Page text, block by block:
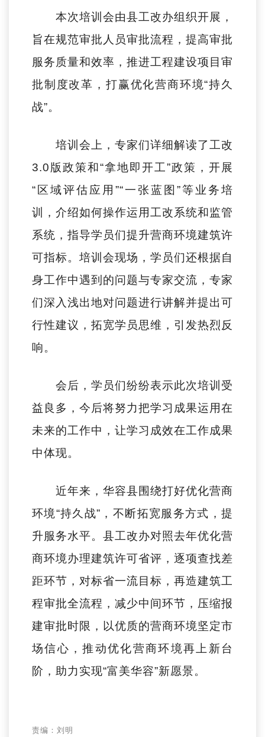
本次培训会由县工改办组织开展，
旨在规范审批人员审批流程，提高审批
服务质量和效率，推进工程建设项目审
批制度改革，打赢优化营商环境“持久
战”。
培训会上，专家们详细解读了工改
3.0版政策和“拿地即开工”政策，开展
“区域评估应用”“一张蓝图”等业务培
训，介绍如何操作运用工改系统和监管
系统，指导学员们提升营商环境建筑许
可指标。培训会现场，学员们还根据自
身工作中遇到的问题与专家交流，专家
们深入浅出地对问题进行讲解并提出可
行性建议，拓宽学员思维，引发热烈反
响。
会后，学员们纷纷表示此次培训受
益良多，今后将努力把学习成果运用在
未来的工作中，让学习成效在工作成果
中体现。
近年来，华容县围绕打好优化营商
环境“持久战”，不断拓宽服务方式，提
升服务水平。县工改办对照去年优化营
商环境办理建筑许可省评，逐项查找差
距环节，对标省一流目标，再造建筑工
程审批全流程，减少中间环节，压缩报
建审批时限，以优质的营商环境坚定市
场信心，推动优化营商环境再上新台
阶，助力实现“富美华容”新愿景。
责编：刘明